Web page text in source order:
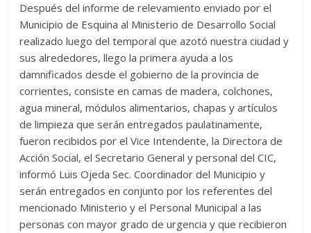
Después del informe de relevamiento enviado por el
Municipio de Esquina al Ministerio de Desarrollo Social
realizado luego del temporal que azotó nuestra ciudad y
sus alrededores, llego la primera ayuda a los
damnificados desde el gobierno de la provincia de
corrientes, consiste en camas de madera, colchones,
agua mineral, módulos alimentarios, chapas y artículos
de limpieza que serán entregados paulatinamente,
fueron recibidos por el Vice Intendente, la Directora de
Acción Social, el Secretario General y personal del CIC,
informó Luis Ojeda Sec. Coordinador del Municipio y
serán entregados en conjunto por los referentes del
mencionado Ministerio y el Personal Municipal a las
personas con mayor grado de urgencia y que recibieron